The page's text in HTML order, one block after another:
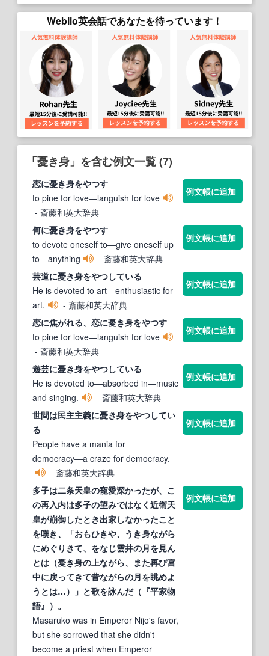
Weblio英会話であなたを待っています！
「憂き身」を含む例文一覧 (7)
恋に憂き身をやつす
to pine for love―languish for love
- 斎藤和英大辞典
例文帳に追加
何に憂き身をやつす
to devote oneself to―give oneself up
to―anything
- 斎藤和英大辞典
例文帳に追加
芸道に憂き身をやつしている
He is devoted to art―enthusiastic for
art.
- 斎藤和英大辞典
例文帳に追加
恋に焦がれる、恋に憂き身をやつす
to pine for love―languish for love
- 斎藤和英大辞典
例文帳に追加
遊芸に憂き身をやつしている
He is devoted to―absorbed in―music
and singing.
- 斎藤和英大辞典
例文帳に追加
世間は民主主義に憂き身をやつしてい
る
People have a mania for
democracy―a craze for democracy.
- 斎藤和英大辞典
例文帳に追加
多子は二条天皇の寵愛深かったが、こ
の再入内は多子の望みではなく近衛天
皇が崩御したとき出家しなかったこと
を嘆き、「おもひきや、うき身ながら
にめぐりきて、をなじ雲井の月を見ん
とは（憂き身の上ながら、また再び宮
中に戻ってきて昔ながらの月を眺めよ
うとは…）」と歌を詠んだ（『平家物
語』）。
Masaruko was in Emperor Nijo's favor,
but she sorrowed that she didn't
become a priest when Emperor
例文帳に追加